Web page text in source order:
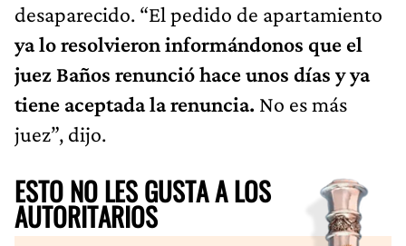
desaparecido. “El pedido de apartamiento
ya lo resolvieron informándonos que el
juez Baños renunció hace unos días y ya
tiene aceptada la renuncia. No es más
juez”, dijo.
ESTO NO LES GUSTA A LOS
AUTORITARIOS